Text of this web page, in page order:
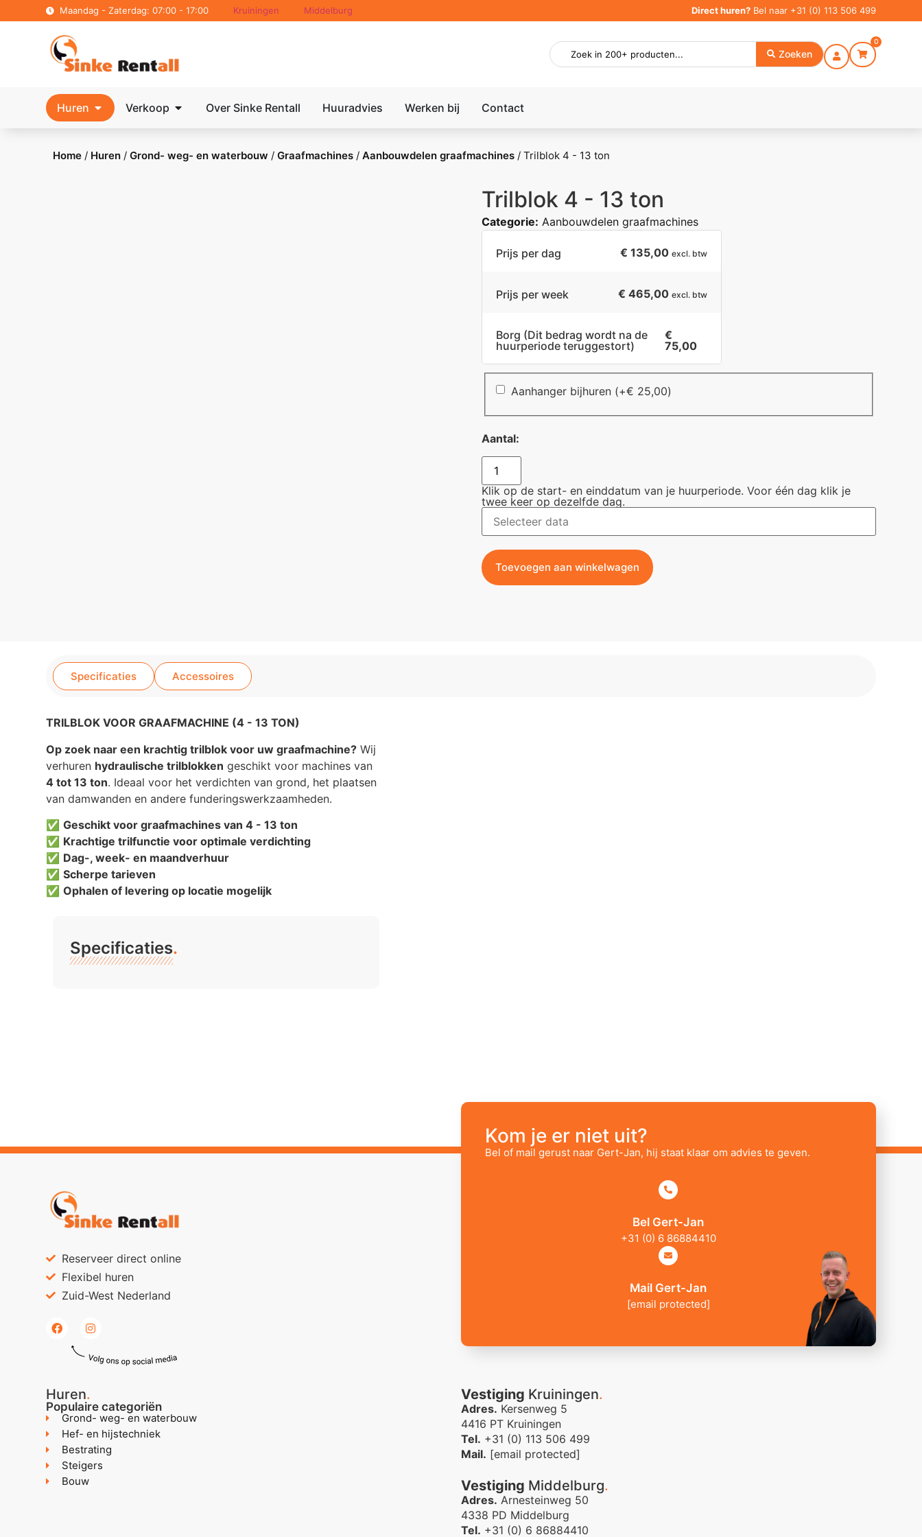
Maandag - Zaterdag: 07:00 - 17:00 Kruiningen Middelburg Direct huren?Bel naar +31 (0) 113 506 499
Zoeken
0
Huren Verkoop Over Sinke Rentall Huuradvies Werken bij Contact
Home / Huren /Grond- weg- en waterbouw /Graafmachines /Aanbouwdelen graafmachines /Trilblok 4 - 13 ton
Trilblok 4 - 13 ton
Categorie: Aanbouwdelen graafmachines
Prijs per dag € 135,00 excl. btw
Prijs per week € 465,00 excl. btw
Borg (Dit bedrag wordt na de
huurperiode teruggestort)
€
75,00
Aanhanger bijhuren (+€ 25,00)
Aantal:
Klik op de start- en einddatum van je huurperiode. Voor één dag klik je
twee keer op dezelfde dag.
Toevoegen aan winkelwagen
Specificaties Accessoires
TRILBLOK VOOR GRAAFMACHINE (4 - 13 TON)
Op zoek naar een krachtig trilblok voor uw graafmachine? Wij
verhuren hydraulische trilblokken geschikt voor machines van
4 tot 13 ton. Ideaal voor het verdichten van grond, het plaatsen
van damwanden en andere funderingswerkzaamheden.
✅Geschikt voor graafmachines van 4 - 13 ton
✅ Krachtige trilfunctie voor optimale verdichting
✅ Dag-, week- en maandverhuur
✅Scherpe tarieven
✅Ophalen of levering op locatie mogelijk
Specificaties.
Reserveer direct online
Flexibel huren
Zuid-West Nederland
Huren.
Populaire categoriën
Grond- weg- en waterbouw
Hef- en hijstechniek
Bestrating
Steigers
Bouw
Vestiging Kruiningen.
Adres. Kersenweg 5
4416 PT Kruiningen
Tel. +31 (0) 113 506 499
Mail. [email protected]
Vestiging Middelburg.
Adres. Arnesteinweg 50
4338 PD Middelburg
Tel. +31 (0) 6 86884410
Kom je er niet uit?
Bel of mail gerust naar Gert-Jan, hij staat klaar om advies te geven.
Bel Gert-Jan
+31 (0) 6 86884410
Mail Gert-Jan
[email protected]